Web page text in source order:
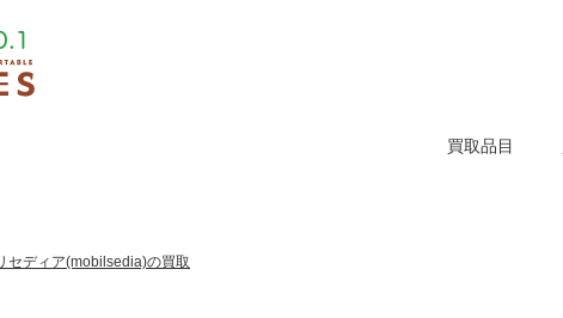
買取品目
セディア(mobilsedia)の買取